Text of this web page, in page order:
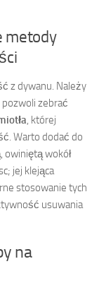
metody
z dywanu. Należy
zebrać
, której
Warto dodać do
, owiniętą wokół
jej klejąca
stosowanie tych
usuwania
na